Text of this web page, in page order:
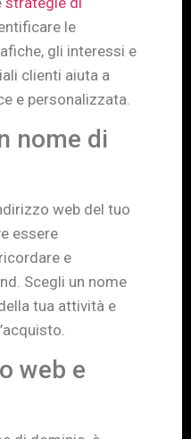
le
gli interessi e
clienti aiuta a
e personalizzata.
nome di
web del tuo
essere
e
Scegli un nome
tua attività e
web e